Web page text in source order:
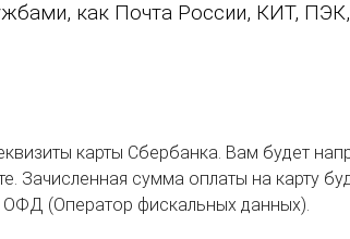
как Почта России, КИТ,
карты Сбербанка. Вам будет
Зачисленная сумма оплаты на карту
ОФД (Оператор фискальных данных).